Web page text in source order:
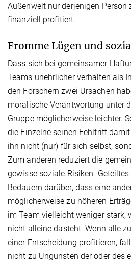
Außenwelt nur derjenigen Person
finanziell profitiert.
Fromme Lügen und
Dass sich bei gemeinsamer
Teams unehrlicher verhalten als
den Forschern zwei Ursachen
moralische Verantwortung unter
Gruppe möglicherweise leichter.
die Einzelne seinen Fehltritt
ihn nicht (nur) für sich selbst,
Zum anderen reduziert die
gewisse soziale Risiken.
Bedauern darüber, dass eine
möglicherweise zu höheren
im Team vielleicht weniger stark,
nicht alleine dasteht. Wenn alle
einer Entscheidung profitieren,
nicht zu Ungunsten der oder des